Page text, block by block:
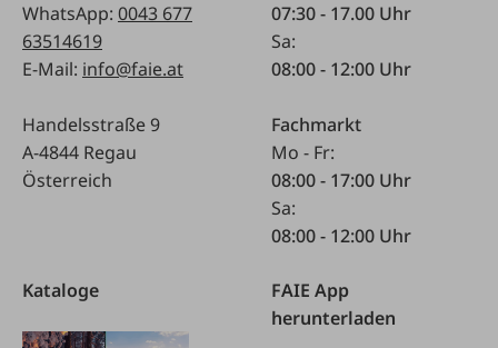
WhatsApp: 0043 677
63514619
E-Mail: info@faie.at
Handelsstraße 9
A-4844 Regau
Österreich
07:30 - 17.00 Uhr
Sa:
08:00 - 12:00 Uhr
Fachmarkt
Mo - Fr:
08:00 - 17:00 Uhr
Sa:
08:00 - 12:00 Uhr
Kataloge
FAIE App
herunterladen